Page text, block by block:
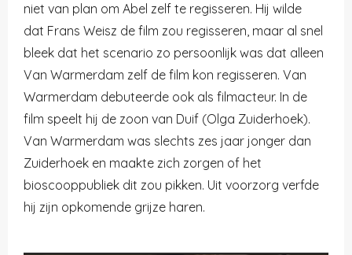
niet van plan om Abel zelf te regisseren. Hij wilde
dat Frans Weisz de film zou regisseren, maar al snel
bleek dat het scenario zo persoonlijk was dat alleen
Van Warmerdam zelf de film kon regisseren. Van
Warmerdam debuteerde ook als filmacteur. In de
film speelt hij de zoon van Duif (Olga Zuiderhoek).
Van Warmerdam was slechts zes jaar jonger dan
Zuiderhoek en maakte zich zorgen of het
bioscooppubliek dit zou pikken. Uit voorzorg verfde
hij zijn opkomende grijze haren.